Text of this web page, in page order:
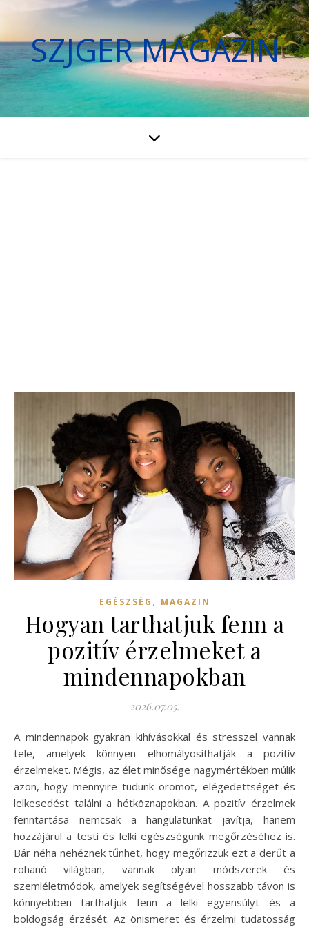
SZJGER MAGAZIN
EGÉSZSÉG , MAGAZIN
Hogyan tarthatjuk fenn a
pozitív érzelmeket a
mindennapokban
2026.07.05.
A mindennapok gyakran kihívásokkal és stresszel vannak
tele, amelyek könnyen elhomályosíthatják a pozitív
érzelmeket. Mégis, az élet minősége nagymértékben múlik
azon, hogy mennyire tudunk örömöt, elégedettséget és
lelkesedést találni a hétköznapokban. A pozitív érzelmek
fenntartása nemcsak a hangulatunkat javítja, hanem
hozzájárul a testi és lelki egészségünk megőrzéséhez is.
Bár néha nehéznek tűnhet, hogy megőrizzük ezt a derűt a
rohanó világban, vannak olyan módszerek és
szemléletmódok, amelyek segítségével hosszabb távon is
könnyebben tarthatjuk fenn a lelki egyensúlyt és a
boldogság érzését. Az önismeret és érzelmi tudatosság